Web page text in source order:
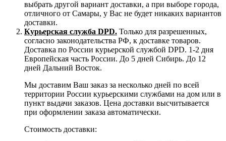
выбрать другой вариант доставки, а при выборе города,
отличного от Самары, у Вас не будет никаких вариантов
доставки.
Курьерская служба DPD. Только для разрешенных,
согласно законодательства РФ, к доставке товаров.
Доставка по России курьерской службой DPD. 1-2 дня
Европейская часть России. До 5 дней Сибирь. До 12
дней Дальний Восток.
Мы доставим Ваш заказ за несколько дней по всей
территории России курьерскими службами на дом или в
пункт выдачи заказов. Цена доставки высчитывается
при оформлении заказа автоматически.
Стоимость доставки: